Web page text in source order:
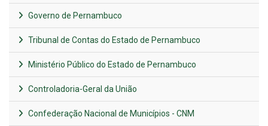
Governo de Pernambuco
Tribunal de Contas do Estado de Pernambuco
Ministério Público do Estado de Pernambuco
Controladoria-Geral da União
Confederação Nacional de Municípios - CNM